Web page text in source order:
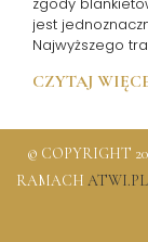
jest
Najwyższego
CZYTAJ
© COPYRIGHT
RAMACH ATWI.PL